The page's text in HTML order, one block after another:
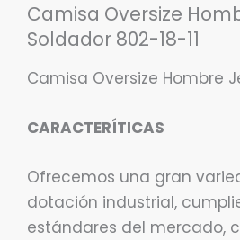
Camisa Oversize
Soldador 802-18-11
Camisa Oversize Hombre
CARACTERÍTICAS
Ofrecemos una gran
dotación industrial,
estándares del mercado,